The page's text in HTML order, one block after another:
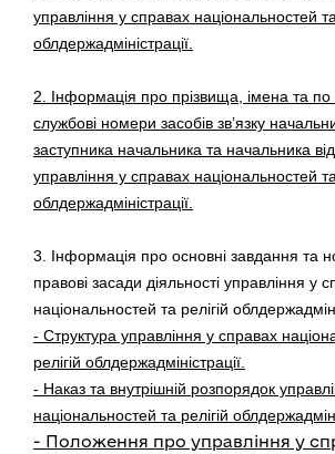
управління у справах національностей та
облдержадміністрації.
2. Інформація про прізвища, імена та по
службові номери засобів зв’язку
заступника начальника та начальника
управління у справах національностей та
облдержадміністрації.
3. Інформація про основні завдання та
правові засади діяльності управління у
національностей та релігій
- Структура управління у справах
релігій облдержадміністрації.
- Наказ та внутрішній розпорядок
національностей та релігій
- Положення про управління у